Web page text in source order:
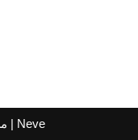
Neve
|
اشترك لتصلك